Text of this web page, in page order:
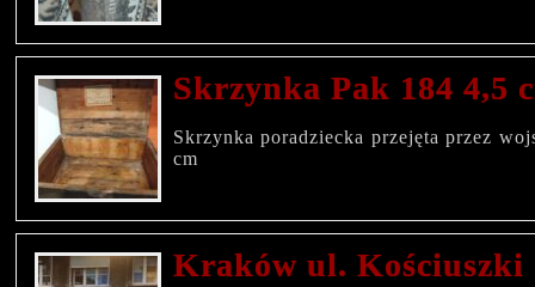
Skrzynka Pak 184 4,5
Skrzynka poradziecka przejęta przez
cm
Kraków ul. Kościuszki